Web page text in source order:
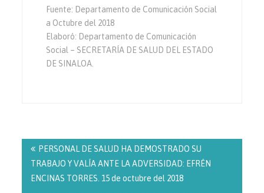
Fuente: Departamento de Comunicación Social
a Octubre del 2018
Elaboró: Departamento de Comunicación
Social – SECRETARÍA DE SALUD DEL ESTADO
DE SINALOA.
de
entradas
PERSONAL DE SALUD HA DEMOSTRADO SU
TRABAJO Y VALÍA ANTE LA ADVERSIDAD: EFRÉN
ENCINAS TORRES. 15 de octubre del 2018